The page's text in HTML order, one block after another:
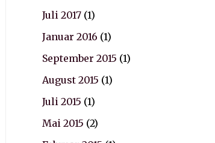
Juli 2017(1)
Januar 2016 (1)
September 2015 (1)
August 2015 (1)
Juli 2015 (1)
Mai 2015 (2)